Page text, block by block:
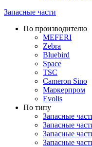
Запасные части
По производителю
MEFERI
Zebra
Bluebird
Space
TSC
Cameron Sino
Маркерпром
Evolis
По типу
Запасные
Запасные
Запасные
Запасные